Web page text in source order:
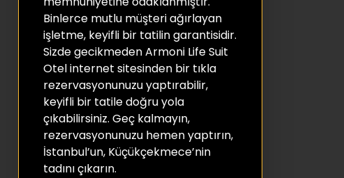
Binlerce mutlu müşteri ağırlayan
işletme, keyifli bir tatilin garantisidir.
Sizde gecikmeden Armoni Life Suit
Otel internet sitesinden bir tıkla
rezervasyonunuzu yaptırabilir,
keyifli bir tatile doğru yola
çıkabilirsiniz. Geç kalmayın,
rezervasyonunuzu hemen yaptırın,
İstanbul’un, Küçükçekmece’nin
tadını çıkarın.